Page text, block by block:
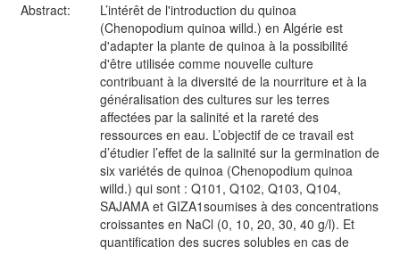
Abstract:
L’intérêt de l'introduction du quinoa
(Chenopodium quinoa willd.) en Algérie est
d'adapter la plante de quinoa à la possibilité
d'être utilisée comme nouvelle culture
contribuant à la diversité de la nourriture et à la
généralisation des cultures sur les terres
affectées par la salinité et la rareté des
ressources en eau. L’objectif de ce travail est
d’étudier l’effet de la salinité sur la germination de
six variétés de quinoa (Chenopodium quinoa
willd.) qui sont : Q101, Q102, Q103, Q104,
SAJAMA et GIZA1soumises à des concentrations
croissantes en NaCl (0, 10, 20, 30, 40 g/l). Et
quantification des sucres solubles en cas de